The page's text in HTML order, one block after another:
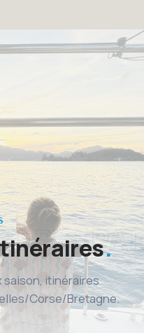
itinéraires
Corse/Bretagne.